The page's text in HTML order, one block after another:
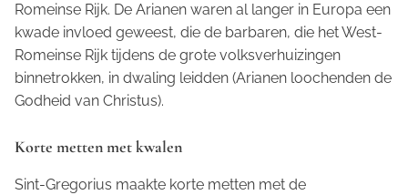
Romeinse Rijk. De Arianen waren al langer in Europa een
kwade invloed geweest, die de barbaren, die het West-
Romeinse Rijk tijdens de grote volksverhuizingen
binnetrokken, in dwaling leidden (Arianen loochenden de
Godheid van Christus).
Korte metten met kwalen
Sint-Gregorius maakte korte metten met de